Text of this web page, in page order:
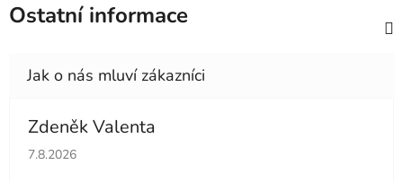
Ostatní informace
Zdeněk Valenta
Hodnocení obchodu je 5 z 5 hvězdiček.
7.8.2026